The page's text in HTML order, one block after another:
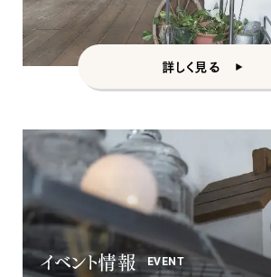
詳しく見る
イベント情報 EVENT